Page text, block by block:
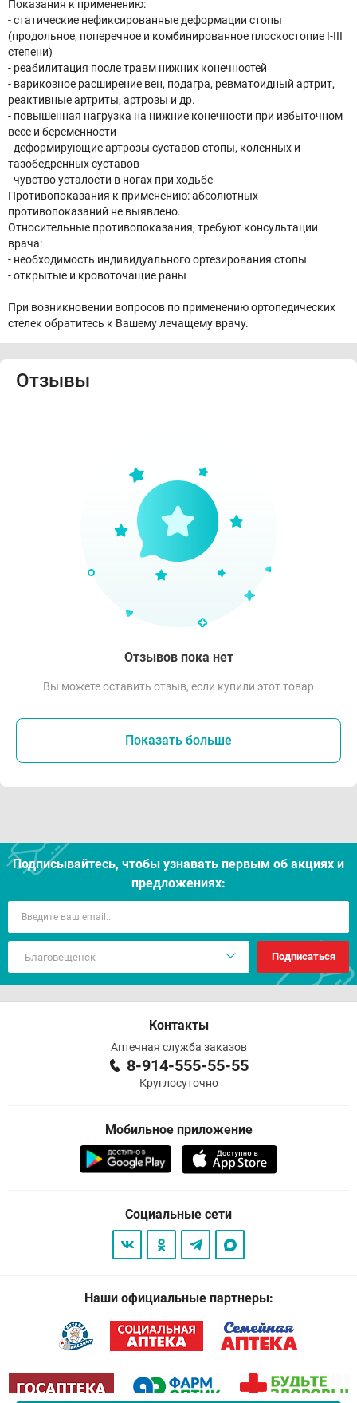
Показания к применению:
- статические нефиксированные деформации стопы
(продольное, поперечное и комбинированное плоскостопие I-III
степени)
- реабилитация после травм нижних конечностей
- варикозное расширение вен, подагра, ревматоидный артрит,
реактивные артриты, артрозы и др.
- повышенная нагрузка на нижние конечности при избыточном
весе и беременности
- деформирующие артрозы суставов стопы, коленных и
тазобедренных суставов
- чувство усталости в ногах при ходьбе
Противопоказания к применению: абсолютных
противопоказаний не выявлено.
Относительные противопоказания, требуют консультации
врача:
- необходимость индивидуального ортезирования стопы
- открытые и кровоточащие раны
При возникновении вопросов по применению ортопедических
стелек обратитесь к Вашему лечащему врачу.
Отзывы
Отзывов пока нет
Вы можете оставить отзыв, если купили этот товар
Показать больше
Подписывайтесь, чтобы узнавать первым об акцияx и
предложениях:
Подписаться
Контакты
Аптечная служба заказов
8-914-555-55-55
Круглосуточно
Мобильное приложение
Социальные сети
Наши официальные партнеры: